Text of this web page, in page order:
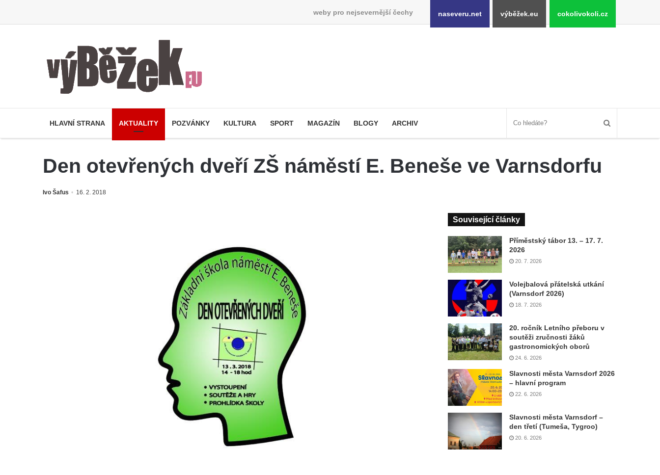
weby pro nejsevernější čechy naseveru.net výběžek.eu cokolivokoli.cz
HLAVNÍ STRANA AKTUALITY POZVÁNKY KULTURA SPORT MAGAZÍN BLOGY ARCHIV
Den otevřených dveří ZŠ náměstí E. Beneše ve Varnsdorfu
Ivo Šafus 16. 2. 2018
Související články
Příměstský tábor 13. – 17. 7.
2026
20. 7. 2026
Volejbalová přátelská utkání
(Varnsdorf 2026)
18. 7. 2026
20. ročník Letního přeboru v
soutěži zručnosti žáků
gastronomických oborů
24. 6. 2026
Slavnosti města Varnsdorf 2026
– hlavní program
22. 6. 2026
Slavnosti města Varnsdorf –
den třetí (Tumeša, Tygroo)
20. 6. 2026